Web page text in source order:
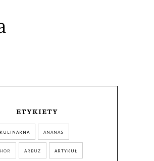
ETYKIETY
ANANAS
ARBUZ ARTYKUŁ